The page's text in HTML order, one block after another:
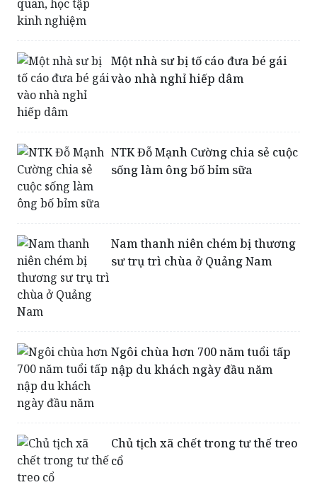
Một nhà sư bị tố cáo đưa bé gái
vào nhà nghỉ hiếp dâm
NTK Đỗ Mạnh Cường chia sẻ cuộc
sống làm ông bố bỉm sữa
Nam thanh niên chém bị thương
sư trụ trì chùa ở Quảng Nam
Ngôi chùa hơn 700 năm tuổi tấp
nập du khách ngày đầu năm
Chủ tịch xã chết trong tư thế treo
cổ